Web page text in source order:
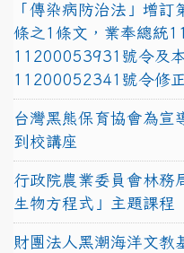
「傳染病防治法」增
條之1條文，業奉總統
11200053931號令及
11200052341號令修
台灣黑熊保育協會為宣
到校講座
行政院農業委員會林務
生物方程式」主題課程
財團法人黑潮海洋文教